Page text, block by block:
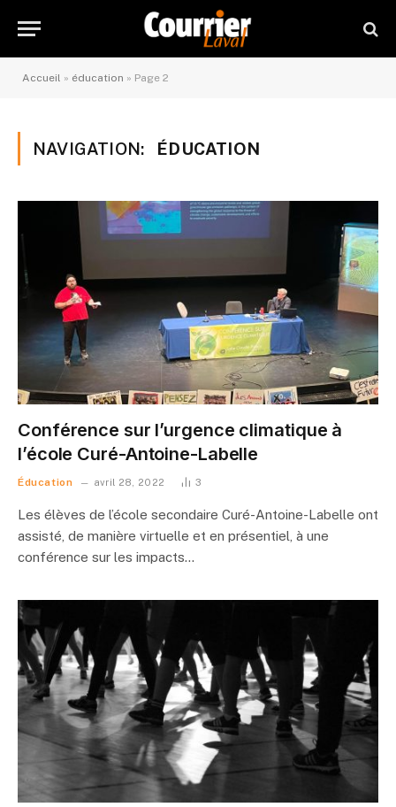
Accueil » éducation » Page 2
NAVIGATION: ÉDUCATION
Conférence sur l’urgence climatique à
l’école Curé-Antoine-Labelle
Éducation avril 28, 2022 3
Les élèves de l’école secondaire Curé-Antoine-Labelle ont
assisté, de manière virtuelle et en présentiel, à une
conférence sur les impacts…